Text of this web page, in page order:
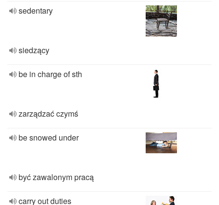
sedentary
siedzący
be in charge of sth
zarządzać czymś
be snowed under
być zawalonym pracą
carry out duties